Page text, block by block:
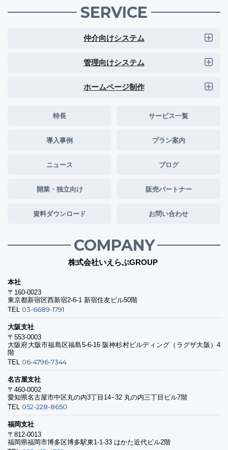
SERVICE
仲介向けシステム
管理向けシステム
ホームページ制作
特長 サービス一覧
導入事例 プラン案内
ニュース ブログ
開業・独立向け 販売パートナー
資料ダウンロード お問い合わせ
COMPANY
株式会社いえらぶGROUP
本社
〒160-0023
東京都新宿区西新宿2-6-1 新宿住友ビル50階
TEL 03-6689-1791
大阪支社
〒553-0003
大阪府大阪市福島区福島5-6-16 阪神杉村ビルディング（ラグザ大阪）4
階
TEL 06-4796-7344
名古屋支社
〒460-0002
愛知県名古屋市中区丸の内3丁目14−32 丸の内三丁目ビル7階
TEL 052-228-8650
福岡支社
〒812-0013
福岡県福岡市博多区博多駅東1-1-33 はかた近代ビル2階